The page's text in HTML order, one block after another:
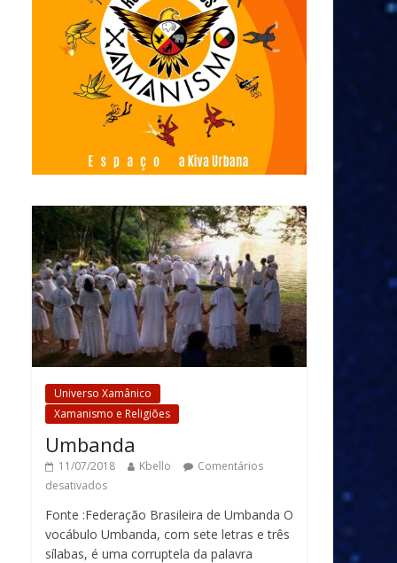
Universo Xamânico
Xamanismo e Religiões
Umbanda
11/07/2018 Kbello
Comentários
desativados
Fonte :Federação Brasileira de Umbanda O
vocábulo Umbanda, com sete letras e três
sílabas, é uma corruptela da palavra